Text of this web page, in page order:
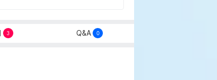
3 Q&A 0